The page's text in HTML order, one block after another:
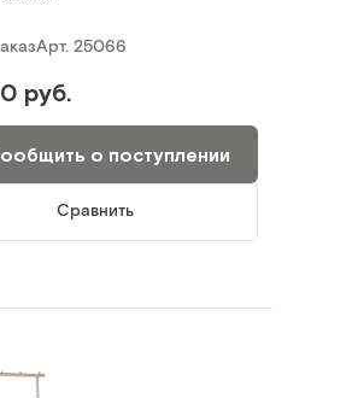
Арт. 25066
руб.
о поступлении
Сравнить